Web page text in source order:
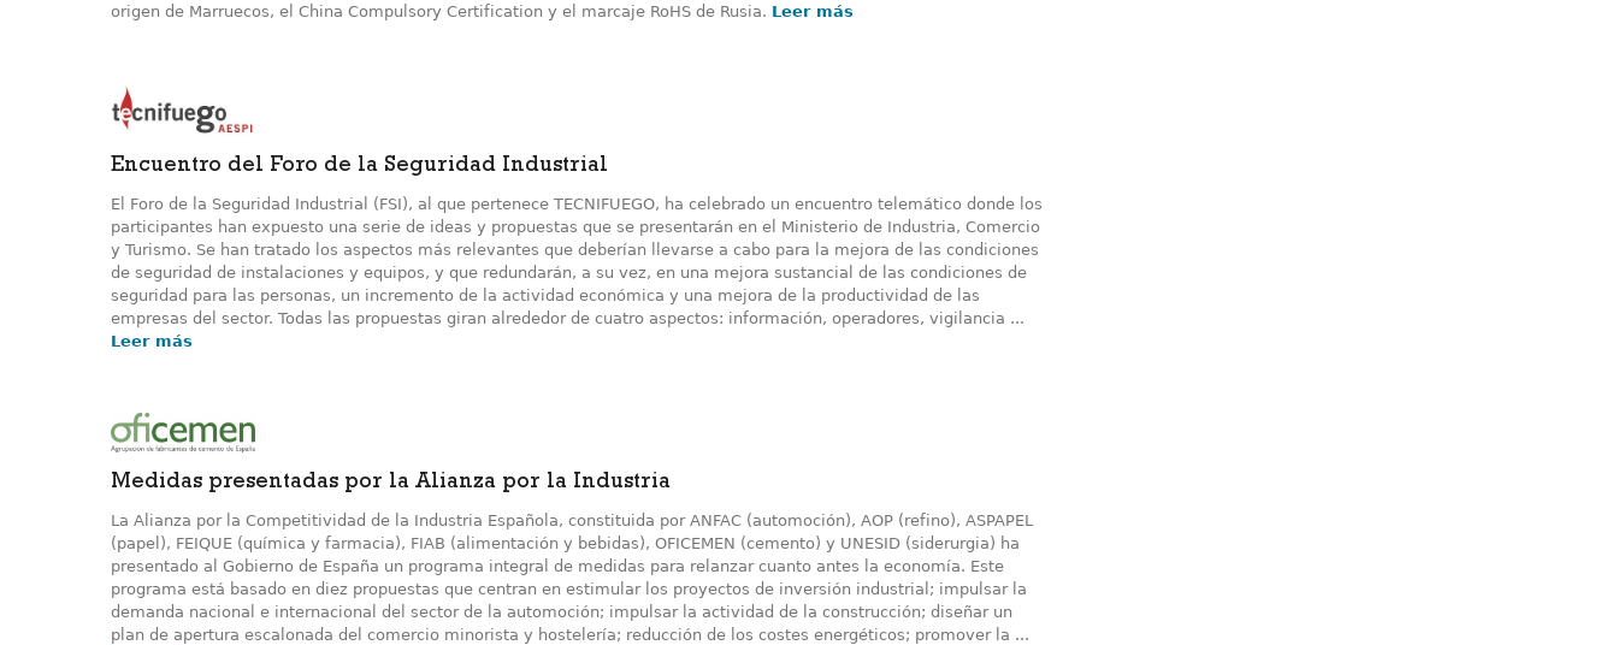
origen de Marruecos, el China Compulsory Certification y el marcaje RoHS de Rusia. Leer más
Encuentro del Foro de la Seguridad Industrial
El Foro de la Seguridad Industrial (FSI), al que pertenece TECNIFUEGO, ha celebrado un encuentro telemático donde los
participantes han expuesto una serie de ideas y propuestas que se presentarán en el Ministerio de Industria, Comercio
y Turismo. Se han tratado los aspectos más relevantes que deberían llevarse a cabo para la mejora de las condiciones
de seguridad de instalaciones y equipos, y que redundarán, a su vez, en una mejora sustancial de las condiciones de
seguridad para las personas, un incremento de la actividad económica y una mejora de la productividad de las
empresas del sector. Todas las propuestas giran alrededor de cuatro aspectos: información, operadores, vigilancia ...
Leer más
Medidas presentadas por la Alianza por la Industria
La Alianza por la Competitividad de la Industria Española, constituida por ANFAC (automoción), AOP (refino), ASPAPEL
(papel), FEIQUE (química y farmacia), FIAB (alimentación y bebidas), OFICEMEN (cemento) y UNESID (siderurgia) ha
presentado al Gobierno de España un programa integral de medidas para relanzar cuanto antes la economía. Este
programa está basado en diez propuestas que centran en estimular los proyectos de inversión industrial; impulsar la
demanda nacional e internacional del sector de la automoción; impulsar la actividad de la construcción; diseñar un
plan de apertura escalonada del comercio minorista y hostelería; reducción de los costes energéticos; promover la ...